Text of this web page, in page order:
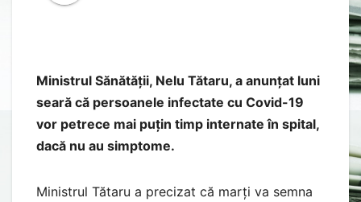
Ministrul Sănătății, Nelu Tătaru, a anunțat luni
seară că persoanele infectate cu Covid-19
vor petrece mai puțin timp internate în spital,
dacă nu au simptome.
Ministrul Tătaru a precizat că marți va semna